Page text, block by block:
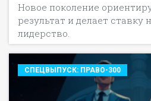
Новое поколение
результат и делает ставку
лидерство.
СПЕЦВЫПУСК: ПРАВО-300